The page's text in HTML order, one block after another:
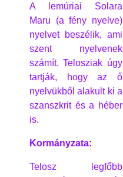
A lemúriai Solara
Maru (a fény nyelve)
nyelvet beszélik, ami
szent nyelvenek
számít. Telosziak úgy
tartják, hogy az ő
nyelvükből alakult ki a
szanszkrit és a héber
is.
Kormányzata:
Telosz legfőbb